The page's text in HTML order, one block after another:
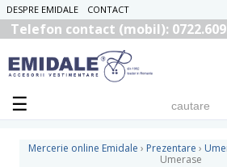
DESPRE EMIDALE CONTACT
Telefon contact (mobil):
Mercerie online Emidale › Prezentare ›
Umerase